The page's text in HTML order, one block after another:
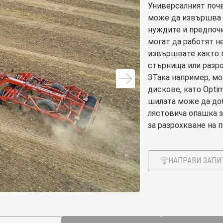
Универсалният
може да извършва
нуждите и
могат да работят
извършвате както
стърнища или
ЗТака например,
дискове, като
шилата може да
лястовича опашка
за разрохкване на
НАПРАВИ